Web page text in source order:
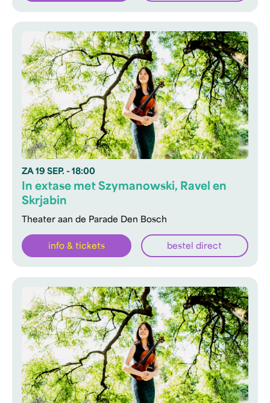
ZA 19 SEP. - 18:00
Theater aan de Parade Den Bosch
In extase met Szymanowski, Ravel en
Skrjabin
info & tickets bestel direct